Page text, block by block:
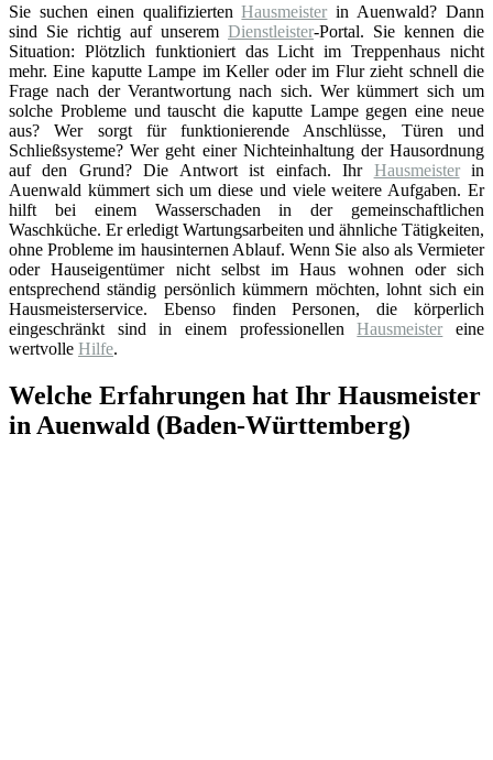
Sie suchen einen qualifiziertenHausmeister in Auenwald? Dann
sind Sie richtig auf unserem Dienstleister-Portal. Sie kennen die
Situation: Plötzlich funktioniert das Licht im Treppenhaus nicht
mehr. Eine kaputte Lampe im Keller oder im Flur zieht schnell die
Frage nach der Verantwortung nach sich. Wer kümmert sich um
solche Probleme und tauscht die kaputte Lampe gegen eine neue
aus? Wer sorgt für funktionierende Anschlüsse, Türen und
Schließsysteme? Wer geht einer Nichteinhaltung der Hausordnung
auf den Grund? Die Antwort ist einfach. Ihr Hausmeisterin
Auenwald kümmert sich um diese und viele weitere Aufgaben. Er
hilft bei einem Wasserschaden in der gemeinschaftlichen
Waschküche. Er erledigt Wartungsarbeiten und ähnliche Tätigkeiten,
ohne Probleme im hausinternen Ablauf. Wenn Sie also als Vermieter
oder Hauseigentümer nicht selbst im Haus wohnen oder sich
entsprechend ständig persönlich kümmern möchten, lohnt sich ein
Hausmeisterservice. Ebenso finden Personen, die körperlich
eingeschränkt sind in einem professionellenHausmeister eine
wertvolle Hilfe.
Welche Erfahrungen hat Ihr Hausmeister
in Auenwald (Baden-Württemberg)